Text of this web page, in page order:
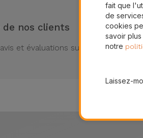
de nos clients
et évaluations sur Trustpilot
fait que
de
cookies
savoir
notre
Laissez-